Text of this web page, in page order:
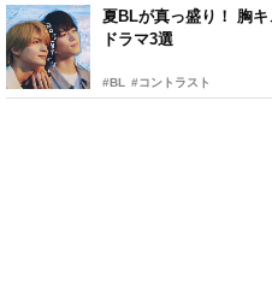
夏BLが真っ盛り！ 胸
ドラマ3選
#BL #コントラスト